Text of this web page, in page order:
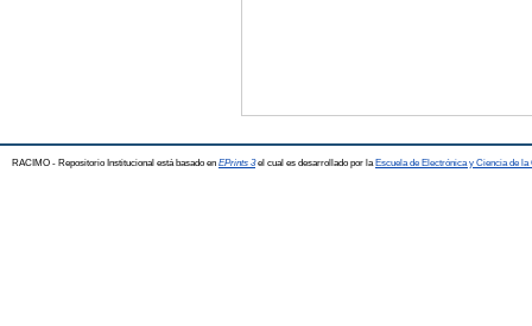
RACIMO - Repositorio Institucional está basado en EPrints 3el cual es desarrollado por la Escuela de Electrónica y Ciencia de la